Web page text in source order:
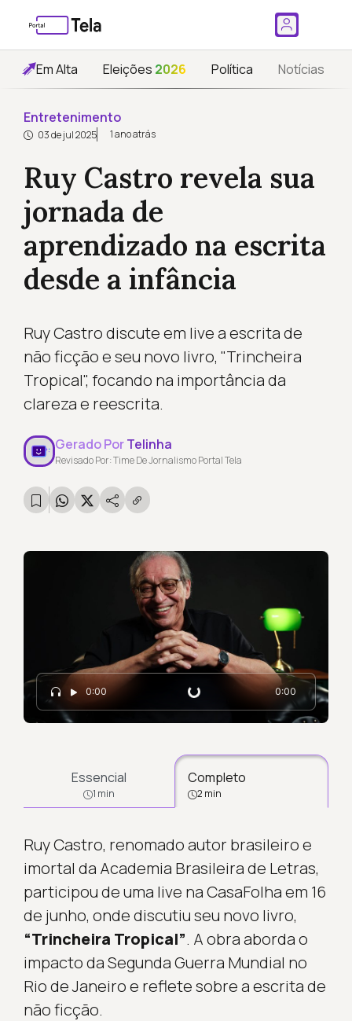
Em Alta Eleições 2026 Política Notícias
Entretenimento
03 de jul 2025 1 ano atrás
Ruy Castro revela sua
jornada de
aprendizado na escrita
desde a infância
Ruy Castro discute em live a escrita de
não ficção e seu novo livro, "Trincheira
Tropical", focando na importância da
clareza e reescrita.
Gerado PorTelinha
Revisado Por: Time De Jornalismo Portal Tela
0:00 Carregando... 0:00
Essencial
1 min
Completo
2 min
Ruy Castro, renomado autor brasileiro e
imortal da Academia Brasileira de Letras,
participou de uma live na CasaFolha em 16
de junho, onde discutiu seu novo livro,
“Trincheira Tropical”. A obra aborda o
impacto da Segunda Guerra Mundial no
Rio de Janeiro e reflete sobre a escrita de
não ficção.